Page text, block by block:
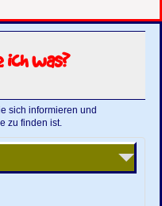
ich was?
sich informieren und
zu finden ist.